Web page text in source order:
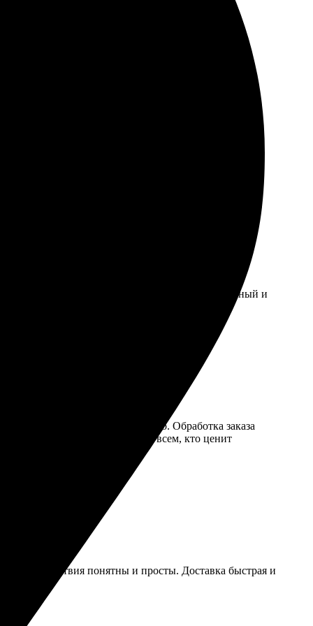
заказ. В процессе ничего не смутило, всё
Рекомендую, буду заказывать ещё.
как ожидала. Процесс заказа интуитивно понятный и
снимок. Всё просто и ясно. Обработка заказа
заказывать ещё! Рекомендую всем, кто ценит
Все действия понятны и просты. Доставка быстрая и